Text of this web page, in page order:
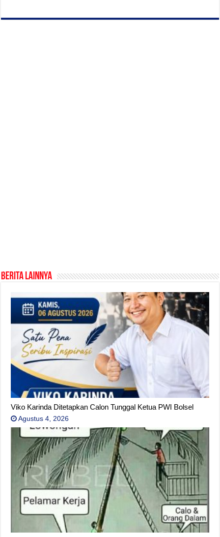
Berita Lainnya
Viko Karinda Ditetapkan Calon Tunggal Ketua PWI Bolsel
Agustus 4, 2026